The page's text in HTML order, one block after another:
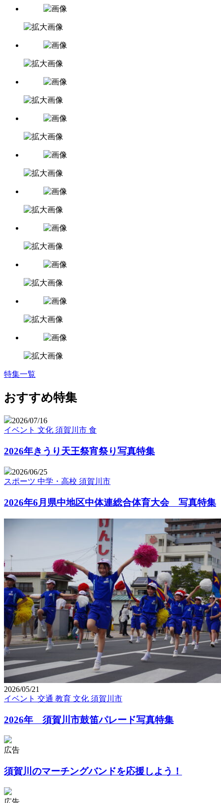
特集一覧
おすすめ特集
2026/07/16
イベント 文化 須賀川市 食
2026年きうり天王祭宵祭り写真特集
2026/06/25
スポーツ 中学・高校 須賀川市
2026年6月県中地区中体連総合体育大会 写真特集
2026/05/21
イベント 交通 教育 文化 須賀川市
2026年 須賀川市鼓笛パレード写真特集
広告
須賀川のマーチングバンドを応援しよう！